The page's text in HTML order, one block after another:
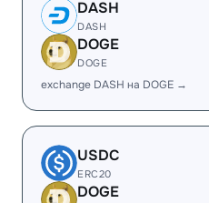
DASH
DASH
DOGE
DOGE
exchange DASH на DOGE →
USDC
ERC20
DOGE